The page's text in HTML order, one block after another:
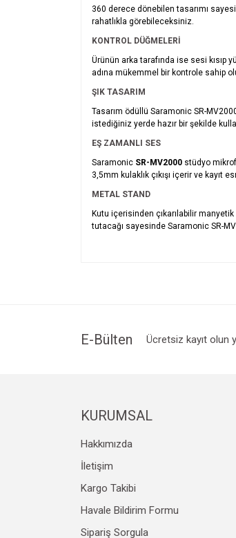
360 derece dönebilen tasarımı
rahatlıkla görebileceksiniz.
KONTROL DÜĞMELERİ
Ürünün arka tarafında ise sesi kısıp
adına mükemmel bir kontrole sahip
ŞIK TASARIM
Tasarım ödüllü Saramonic SR-
istediğiniz yerde hazır bir şekilde
EŞ ZAMANLI SES
Saramonic SR-MV2000 stüdyo
3,5mm kulaklık çıkışı içerir ve kayıt
METAL STAND
Kutu içerisinden çıkarılabilir
tutacağı sayesinde Saramonic SR-
Ürün bilgilerinde hatalar
E-Bülten Ücretsiz kayıt olun
KURUMSAL
Hakkımızda
İletişim
Kargo Takibi
Havale Bildirim Formu
Sipariş Sorgula